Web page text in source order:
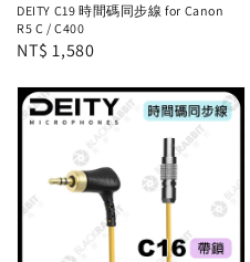
DEITY C19 時間碼同步線 for Canon
R5 C / C400
Regular
NT$ 1,580